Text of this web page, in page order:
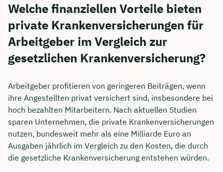
Welche finanziellen Vorteile bieten
private Krankenversicherungen für
Arbeitgeber im Vergleich zur
gesetzlichen Krankenversicherung?
Arbeitgeber profitieren von geringeren Beiträgen, wenn
ihre Angestellten privat versichert sind, insbesondere bei
hoch bezahlten Mitarbeitern. Nach aktuellen Studien
sparen Unternehmen, die private Krankenversicherungen
nutzen, bundesweit mehr als eine Milliarde Euro an
Ausgaben jährlich im Vergleich zu den Kosten, die durch
die gesetzliche Krankenversicherung entstehen würden.